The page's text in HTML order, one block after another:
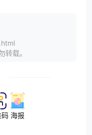
转载。
码 海报